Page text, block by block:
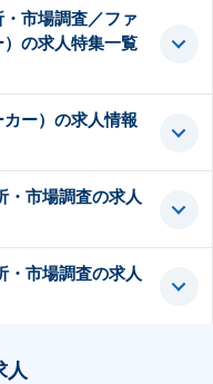
市場調査／ファ
の求人特集一覧
ー）の求人情報
・市場調査の求人
・市場調査の求人
人